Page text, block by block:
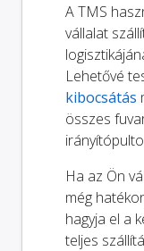
A TMS
vállalat
Lehetővé
kibocsátás
összes
Ha az Ön
még
hagyja el a
teljes